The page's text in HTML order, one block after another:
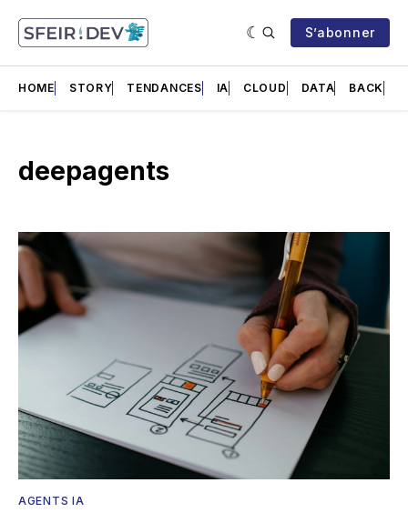
S’abonner
HOME STORY TENDANCES IA CLOUD DATA BACK
deepagents
AGENTS IA